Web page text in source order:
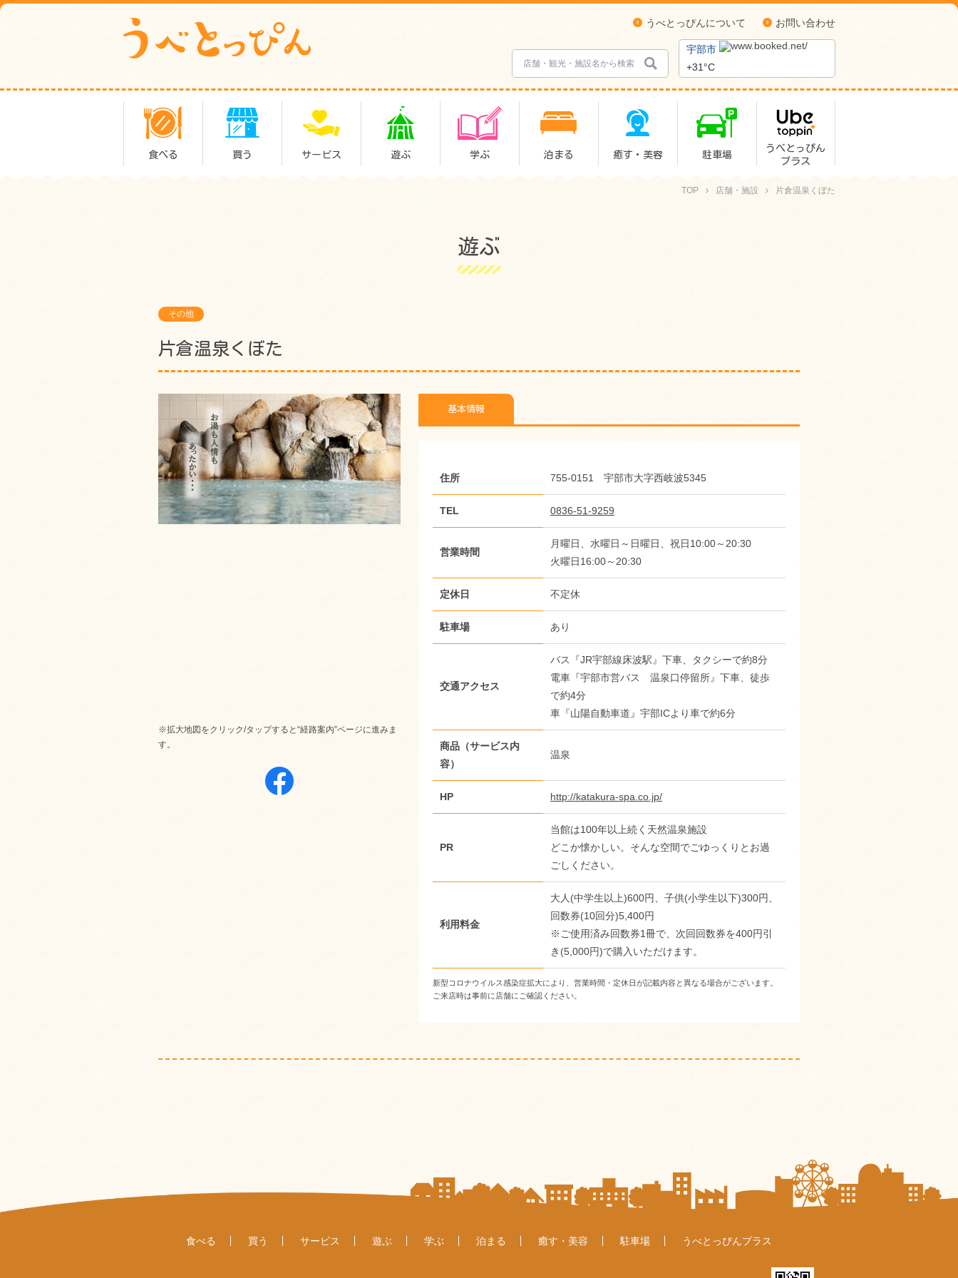
うべとっぴんについて お問い合わせ
宇部市
+31°C
食べる 買う サービス 遊ぶ 学ぶ 泊まる 癒す・美容 駐車場
うべとっぴん
プラス
TOP 店舗・施設 片倉温泉くぼた
遊ぶ
その他
片倉温泉くぼた
※拡大地図をクリック/タップすると“経路案内”ページに進みま
す。
基本情報
住所 755-0151 宇部市大字西岐波5345
TEL 0836-51-9259
営業時間
月曜日、水曜日～日曜日、祝日10:00～20:30
火曜日16:00～20:30
定休日 不定休
駐車場 あり
交通アクセス
バス『JR宇部線床波駅』下車、タクシーで約8分
電車『宇部市営バス 温泉口停留所』下車、徒歩
で約4分
車『山陽自動車道』宇部ICより車で約6分
商品（サービス内
容）
温泉
HP http://katakura-spa.co.jp/
PR
当館は100年以上続く天然温泉施設
どこか懐かしい。そんな空間でごゆっくりとお過
ごしください。
利用料金
大人(中学生以上)600円、子供(小学生以下)300円、
回数券(10回分)5,400円
※ご使用済み回数券1冊で、次回回数券を400円引
き(5,000円)で購入いただけます。
新型コロナウイルス感染症拡大により、営業時間・定休日が記載内容と異なる場合がございます。
ご来店時は事前に店舗にご確認ください。
食べる 買う サービス 遊ぶ 学ぶ 泊まる 癒す・美容 駐車場 うべとっぴんプラス